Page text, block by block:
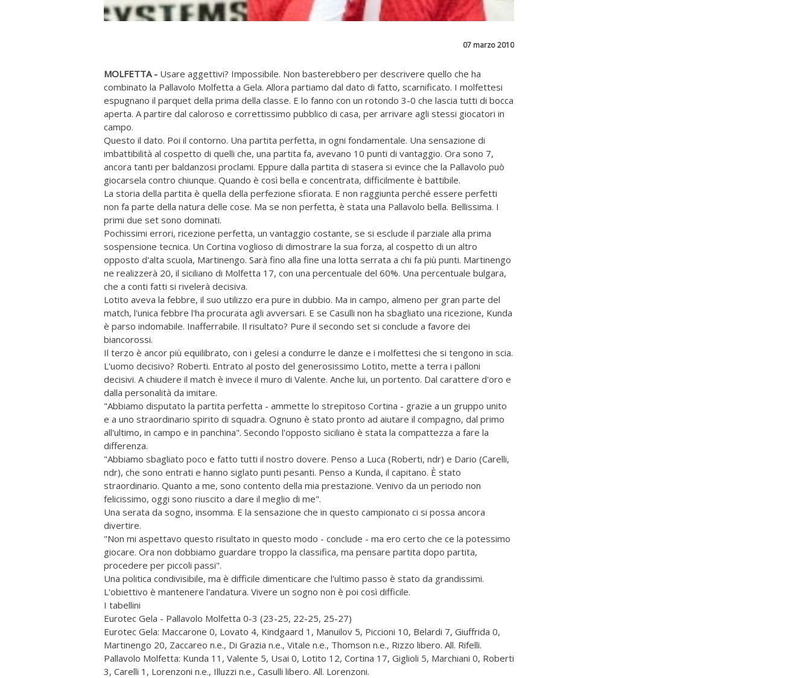
07 marzo 2010
MOLFETTA - Usare aggettivi? Impossibile. Non basterebbero per descrivere quello che ha
combinato la Pallavolo Molfetta a Gela. Allora partiamo dal dato di fatto, scarnificato. I molfettesi
espugnano il parquet della prima della classe. E lo fanno con un rotondo 3-0 che lascia tutti di bocca
aperta. A partire dal caloroso e correttissimo pubblico di casa, per arrivare agli stessi giocatori in
campo.
Questo il dato. Poi il contorno. Una partita perfetta, in ogni fondamentale. Una sensazione di
imbattibilità al cospetto di quelli che, una partita fa, avevano 10 punti di vantaggio. Ora sono 7,
ancora tanti per baldanzosi proclami. Eppure dalla partita di stasera si evince che la Pallavolo può
giocarsela contro chiunque. Quando è così bella e concentrata, difficilmente è battibile.
La storia della partita è quella della perfezione sfiorata. E non raggiunta perché essere perfetti
non fa parte della natura delle cose. Ma se non perfetta, è stata una Pallavolo bella. Bellissima. I
primi due set sono dominati.
Pochissimi errori, ricezione perfetta, un vantaggio costante, se si esclude il parziale alla prima
sospensione tecnica. Un Cortina voglioso di dimostrare la sua forza, al cospetto di un altro
opposto d'alta scuola, Martinengo. Sarà fino alla fine una lotta serrata a chi fa più punti. Martinengo
ne realizzerà 20, il siciliano di Molfetta 17, con una percentuale del 60%. Una percentuale bulgara,
che a conti fatti si rivelerà decisiva.
Lotito aveva la febbre, il suo utilizzo era pure in dubbio. Ma in campo, almeno per gran parte del
match, l'unica febbre l'ha procurata agli avversari. E se Casulli non ha sbagliato una ricezione, Kunda
è parso indomabile. Inafferrabile. Il risultato? Pure il secondo set si conclude a favore dei
biancorossi.
Il terzo è ancor più equilibrato, con i gelesi a condurre le danze e i molfettesi che si tengono in scia.
L'uomo decisivo? Roberti. Entrato al posto del generosissimo Lotito, mette a terra i palloni
decisivi. A chiudere il match è invece il muro di Valente. Anche lui, un portento. Dal carattere d'oro e
dalla personalità da imitare.
"Abbiamo disputato la partita perfetta - ammette lo strepitoso Cortina - grazie a un gruppo unito
e a uno straordinario spirito di squadra. Ognuno è stato pronto ad aiutare il compagno, dal primo
all'ultimo, in campo e in panchina". Secondo l'opposto siciliano è stata la compattezza a fare la
differenza.
"Abbiamo sbagliato poco e fatto tutti il nostro dovere. Penso a Luca (Roberti, ndr) e Dario (Carelli,
ndr), che sono entrati e hanno siglato punti pesanti. Penso a Kunda, il capitano. È stato
straordinario. Quanto a me, sono contento della mia prestazione. Venivo da un periodo non
felicissimo, oggi sono riuscito a dare il meglio di me".
Una serata da sogno, insomma. E la sensazione che in questo campionato ci si possa ancora
divertire.
"Non mi aspettavo questo risultato in questo modo - conclude - ma ero certo che ce la potessimo
giocare. Ora non dobbiamo guardare troppo la classifica, ma pensare partita dopo partita,
procedere per piccoli passi".
Una politica condivisibile, ma è difficile dimenticare che l'ultimo passo è stato da grandissimi.
L'obiettivo è mantenere l'andatura. Vivere un sogno non è poi così difficile.
I tabellini
Eurotec Gela - Pallavolo Molfetta 0-3 (23-25, 22-25, 25-27)
Eurotec Gela: Maccarone 0, Lovato 4, Kindgaard 1, Manuilov 5, Piccioni 10, Belardi 7, Giuffrida 0,
Martinengo 20, Zaccareo n.e., Di Grazia n.e., Vitale n.e., Thomson n.e., Rizzo libero. All. Rifelli.
Pallavolo Molfetta: Kunda 11, Valente 5, Usai 0, Lotito 12, Cortina 17, Giglioli 5, Marchiani 0, Roberti
3, Carelli 1, Lorenzoni n.e., Illuzzi n.e., Casulli libero. All. Lorenzoni.